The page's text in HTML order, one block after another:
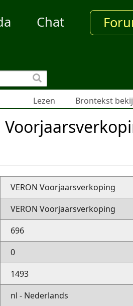
Chat
Lezen Brontekst
VERON Voorjaarsverkoping
VERON Voorjaarsverkoping
696
0
1493
nl - Nederlands